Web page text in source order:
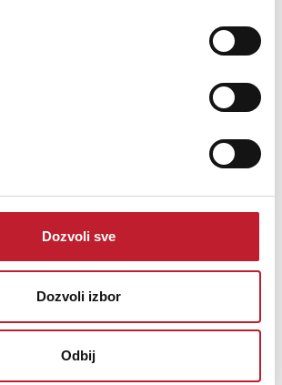
Dozvoli sve
Dozvoli izbor
Odbij
3.466,00KM
hi-fi specialist with 45 years of audio
music system. Mu-so 2nd Generation
of its predecessor, but under its luxury